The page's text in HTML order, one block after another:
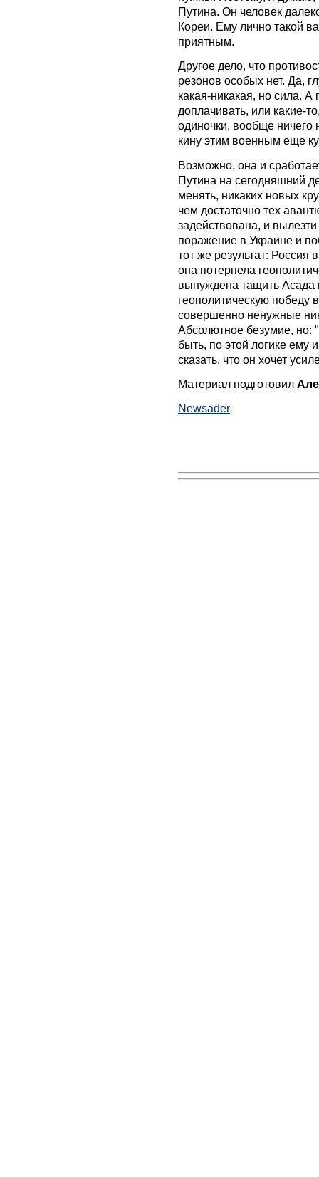
Путина. Он человек
Кореи. Ему лично такой
приятным.
Другое дело, что
резонов особых нет. Да,
какая-никакая, но сила.
доплачивать, или какие-
одиночки, вообще ничего
кину этим военным еще
Возможно, она и
Путина на сегодняшний
менять, никаких новых
чем достаточно тех
задействована, и
поражение в Украине и
тот же результат:
она потерпела
вынуждена тащить Асада
геополитическую
совершенно ненужные
Абсолютное безумие,
быть, по этой логике ему
сказать, что он хочет
Материал подготовил
Newsader